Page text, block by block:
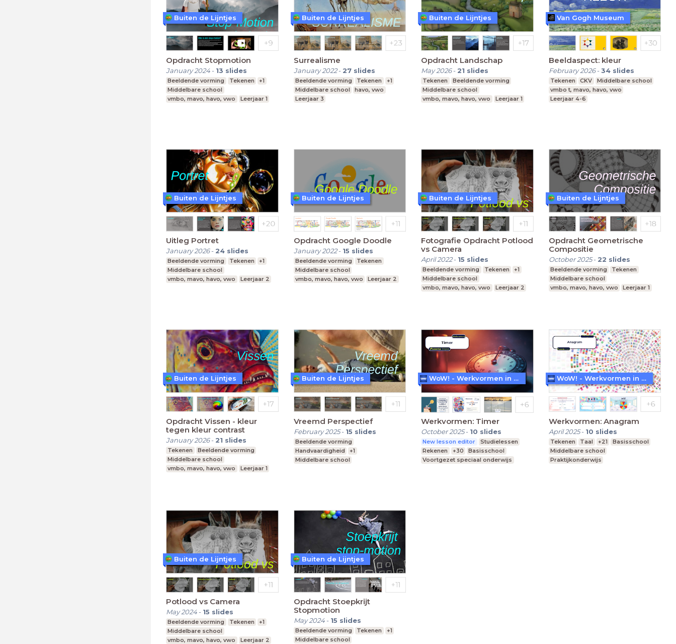
Opdracht Stopmotion
January 2024- 13 slides
Beeldende vorming Tekenen
+1
Middelbare school
vmbo, mavo, havo, vwo
Leerjaar 1
Buiten de Lijntjes
Surrealisme
January 2022- 27 slides
Beeldende vorming Tekenen
+1
Middelbare school
havo, vwo
Leerjaar 3
Buiten de Lijntjes
Opdracht Landschap
May 2026- 21 slides
Tekenen
Beeldende vorming
Middelbare school
vmbo, mavo, havo, vwo
Leerjaar 1
Buiten de Lijntjes
Beeldaspect: kleur
February 2026-34 slides
Tekenen CKV
Middelbare school
vmbo t, mavo, havo, vwo
Leerjaar 4-6
Van Gogh Museum
Uitleg Portret
January 2026- 24 slides
Beeldende vorming Tekenen
+1
Middelbare school
vmbo, mavo, havo, vwo
Leerjaar 2
Buiten de Lijntjes
Opdracht Google Doodle
January 2022- 15 slides
Beeldende vorming
Tekenen
Middelbare school
vmbo, mavo, havo, vwo
Leerjaar 2
Buiten de Lijntjes
Fotografie Opdracht Potlood
vs Camera
April 2022- 15 slides
Beeldende vorming Tekenen
+1
Middelbare school
vmbo, mavo, havo, vwo
Leerjaar 2
Buiten de Lijntjes
Opdracht Geometrische
Compositie
October 2025- 22 slides
Beeldende vorming
Tekenen
Middelbare school
vmbo, mavo, havo, vwo
Leerjaar 1
Buiten de Lijntjes
Opdracht Vissen - kleur
tegen kleur contrast
January 2026- 21 slides
Tekenen
Beeldende vorming
Middelbare school
vmbo, mavo, havo, vwo
Leerjaar 1
Buiten de Lijntjes
Vreemd Perspectief
February 2025- 15 slides
Beeldende vorming
Handvaardigheid
+1
Middelbare school
Buiten de Lijntjes
Werkvormen: Timer
October 2025- 10 slides
New lesson editor
Studielessen
Rekenen
+30
Basisschool
Voortgezet speciaal onderwijs
WoW! - Werkvormen in LessonUp
Werkvormen: Anagram
April 2025- 10 slides
Tekenen Taal +21
Basisschool
Middelbare school
Praktijkonderwijs
WoW! - Werkvormen in LessonUp
Potlood vs Camera
May 2024- 15 slides
Beeldende vorming Tekenen
+1
Middelbare school
vmbo, mavo, havo, vwo
Leerjaar 2
Buiten de Lijntjes
Opdracht Stoepkrijt
Stopmotion
May 2024- 15 slides
Beeldende vorming Tekenen
+1
Middelbare school
Buiten de Lijntjes